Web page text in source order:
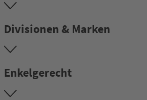
Divisionen & Marken
Enkelgerecht